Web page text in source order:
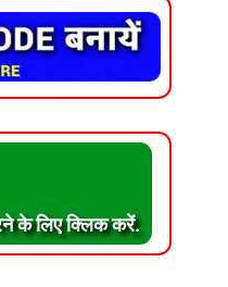
के लिए क्लिक करें.